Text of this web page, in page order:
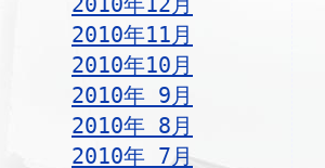
2010年11月
2010年10月
2010年 9月
2010年 8月
2010年 7月